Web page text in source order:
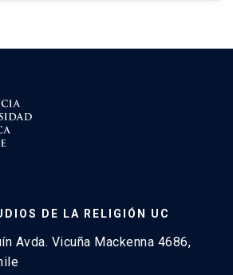
DE LA RELIGIÓN UC
Avda. Vicuña Mackenna 4686,